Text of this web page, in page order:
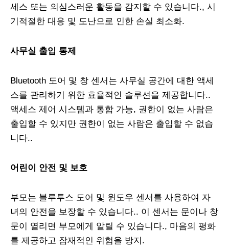
세스 또는 의심스러운 활동을 감지할 수 있습니다., 시
기적절한 대응 및 도난으로 인한 손실 최소화.
사무실 출입 통제
Bluetooth 도어 및 창 센서는 사무실 공간에 대한 액세
스를 관리하기 위한 효율적인 솔루션을 제공합니다..
액세스 제어 시스템과 통합 가능, 권한이 없는 사람은
출입할 수 있지만 권한이 없는 사람은 출입할 수 없습
니다..
어린이 안전 및 보호
부모는 블루투스 도어 및 윈도우 센서를 사용하여 자
녀의 안전을 보장할 수 있습니다.. 이 센서는 문이나 창
문이 열리면 부모에게 알릴 수 있습니다., 마음의 평화
를 제공하고 잠재적인 위험을 방지.